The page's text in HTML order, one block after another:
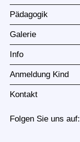
Pädagogik
Galerie
Info
Anmeldung Kind
Kontakt
Folgen Sie uns auf: